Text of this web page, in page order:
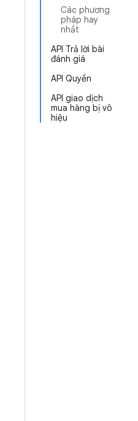
Các phương
pháp hay
nhất
API Trả lời bài
đánh giá
API Quyền
API giao dịch
mua hàng bị vô
hiệu